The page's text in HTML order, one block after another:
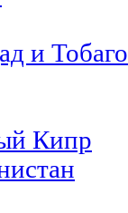
и Тобаго
Кипр